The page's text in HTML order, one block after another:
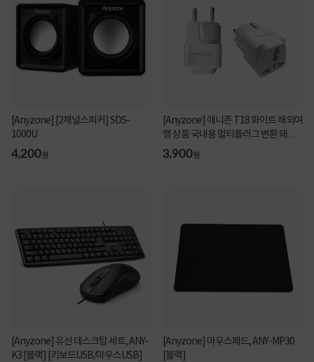
[Anyzone] [2채널스피커] SDS-
1000U
4,200원
[Anyzone] 애니존 T18 화이트 해외여
행 상품 국내용 멀티플러그 변환 돼지
코 고급형
3,900원
[Anyzone] 유선 데스크탑 세트, ANY-
K3 [블랙] [키보드USB/마우스USB]
[Anyzone] 마우스패드, ANY-MP30
[블랙]